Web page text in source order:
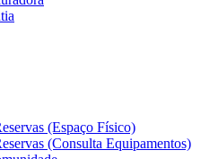
(Espaço Físico)
(Consulta Equipamentos)